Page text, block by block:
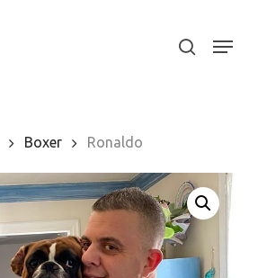
search
Menu
Boxer Ronaldo
Close